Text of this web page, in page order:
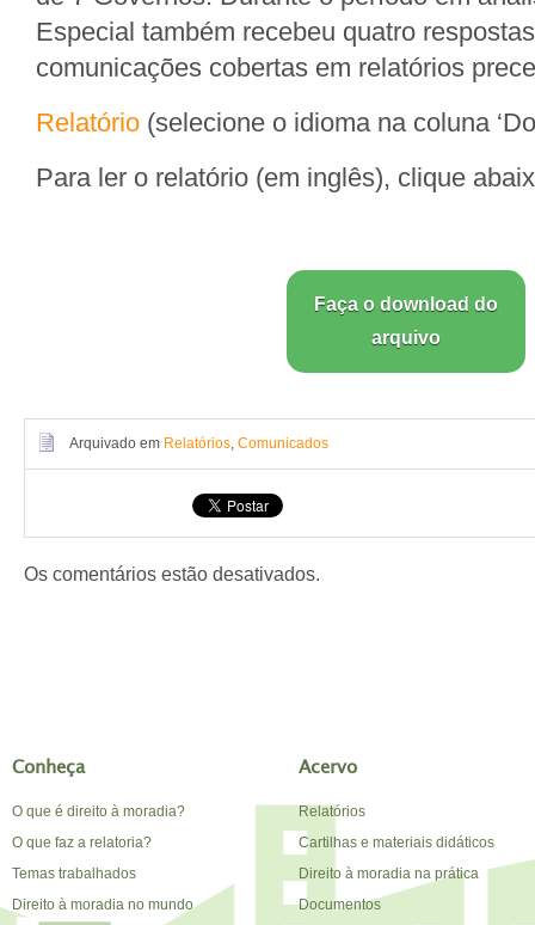
Especial também recebeu quatro
comunicações cobertas em relatórios
Relatório (selecione o idioma na coluna
Para ler o relatório (em inglês), clique
Faça o download do
arquivo
Arquivado em Relatórios, Comunicados
Os comentários estão desativados.
Conheça
O que é direito à moradia?
O que faz a relatoria?
Temas trabalhados
Direito à moradia no mundo
Acervo
Relatórios
Cartilhas e materiais didáticos
Direito à moradia na prática
Documentos